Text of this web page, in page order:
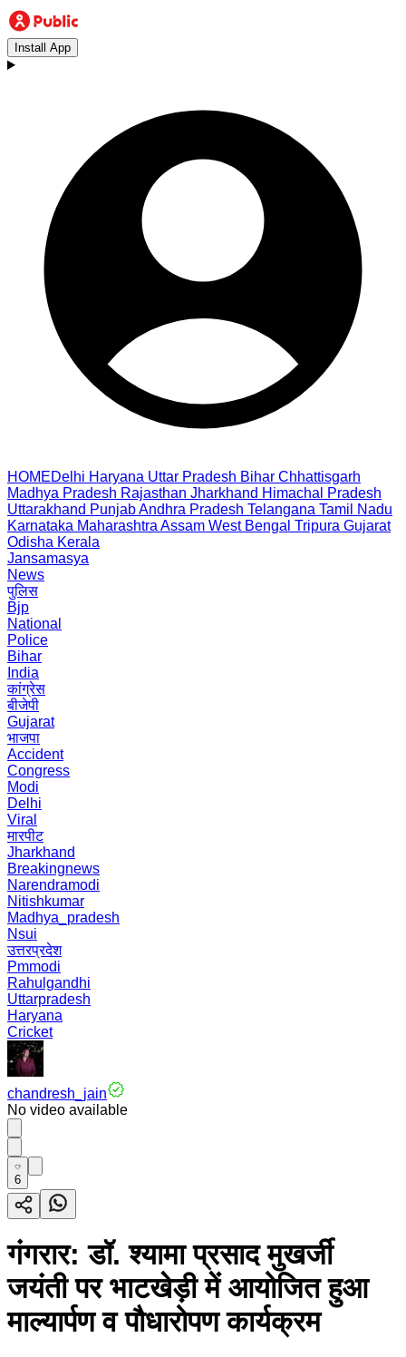
Install App
HOMEDelhi Haryana Uttar Pradesh Bihar Chhattisgarh
Madhya Pradesh Rajasthan Jharkhand Himachal Pradesh
Uttarakhand PunjabAndhra Pradesh Telangana Tamil Nadu
Karnataka Maharashtra Assam West Bengal Tripura Gujarat
Odisha Kerala
Jansamasya
News
पुलिस
Bjp
National
Police
Bihar
India
कांग्रेस
बीजेपी
Gujarat
भाजपा
Accident
Congress
Modi
Delhi
Viral
मारपीट
Jharkhand
Breakingnews
Narendramodi
Nitishkumar
Madhya_pradesh
Nsui
उत्तरप्रदेश
Pmmodi
Rahulgandhi
Uttarpradesh
Haryana
Cricket
chandresh_jain
No video available
6
गंगरार: डॉ. श्यामा प्रसाद मुखर्जी
जयंती पर भाटखेड़ी में आयोजित हुआ
माल्यार्पण व पौधारोपण कार्यक्रम